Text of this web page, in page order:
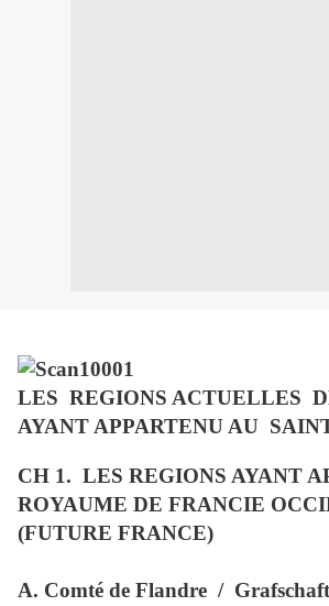
LES REGIONS ACTUELLES
AYANT APPARTENU AU
CH 1. LES REGIONS AYANT
ROYAUME DE FRANCIE
(FUTURE FRANCE)
A. Comté de Flandre / Grafschaft